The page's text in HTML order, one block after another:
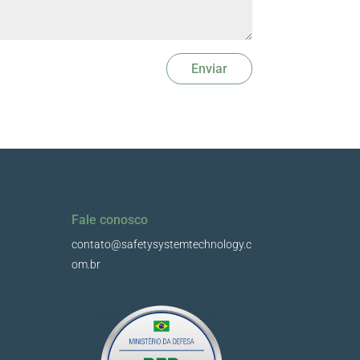
Enviar
Fale conosco
contato@safetysystemtechnology.c
om.br